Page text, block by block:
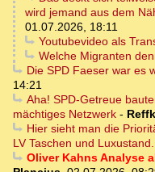
wird jemand aus dem
01.07.2026, 18:11
Youtubevideo als
Welche Migranten
Die SPD Faeser war es
14:21
Aha! SPD-Getreue
mächtiges Netzwerk -
Hier sieht man die
LV Taschen und
Oliver Kahns Analyse